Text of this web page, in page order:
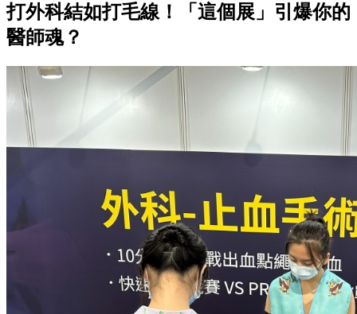
打外科結如打毛線！「這個展」引爆你的
醫師魂？